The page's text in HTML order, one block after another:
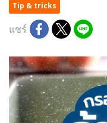
Tip & tricks
แชร์